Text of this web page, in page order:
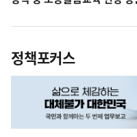
정책포커스